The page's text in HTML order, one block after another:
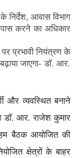
निर्देश, आवास विभाग
करने का अधिकार
प्रभावी नियंत्रण के
जाएगा- डॉ. आर.
और व्यवस्थित बनाने
डॉ. आर. राजेश कुमार
बैठक आयोजित की
क्षेत्रों के बाहर